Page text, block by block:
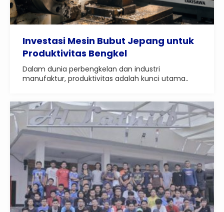
Investasi Mesin Bubut Jepang untuk
Produktivitas Bengkel
Dalam dunia perbengkelan dan industri
manufaktur, produktivitas adalah kunci utama..